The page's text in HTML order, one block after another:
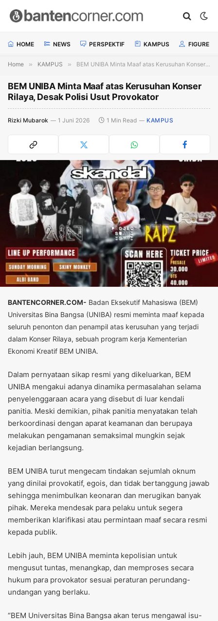
HOME NEWS PERSPEKTIF KAMPUS FIGURE
Home » KAMPUS » BEM UNIBA Minta Maaf atas Kerusuhan Konser Rilaya, Desak Polisi Usut Provokator
BEM UNIBA Minta Maaf atas Kerusuhan Konser
Rilaya, Desak Polisi Usut Provokator
Rizki Mubarok 1 Juni 2026 1 Min Read KAMPUS
BANTENCORNER.COM- Badan Eksekutif Mahasiswa (BEM)
Universitas Bina Bangsa (UNIBA) resmi meminta maaf kepada
seluruh penonton dan penampil atas kerusuhan yang terjadi
dalam Konser Rilaya, sebuah program kerja Kementerian
Ekonomi Kreatif BEM UNIBA.
Dalam pernyataan sikap resmi yang dikeluarkan, BEM
UNIBA mengakui adanya dinamika permasalahan selama
penyelenggaraan acara yang disebut di luar kendali
panitia. Meski demikian, pihak panitia menyatakan telah
berkoordinasi dengan aparat keamanan dan berupaya
melakukan pengamanan semaksimal mungkin sejak
kejadian berlangsung.
BEM UNIBA turut mengecam tindakan sejumlah oknum
yang dinilai provokatif, egois, dan tidak bertanggung jawab
sehingga menimbulkan keonaran dan merugikan banyak
pihak. Mereka mendesak para pelaku untuk segera
memberikan klarifikasi atau permintaan maaf secara resmi
kepada publik.
Lebih jauh, BEM UNIBA meminta kepolisian untuk
mengusut tuntas, menangkap, dan memproses secara
hukum para provokator sesuai peraturan perundang-
undangan yang berlaku.
“BEM Universitas Bina Bangsa akan terus mengawal isu-